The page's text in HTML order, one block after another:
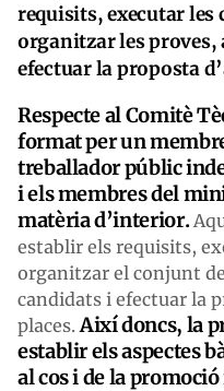
requisits, executar les
organitzar les proves,
efectuar la proposta
Respecte al Comitè
format per un
treballador públic
i els membres del
matèria d’interior.
establir els requisits,
organitzar el conjunt
candidats i efectuar la
places. Així doncs, la
establir els aspectes
al cos i de la